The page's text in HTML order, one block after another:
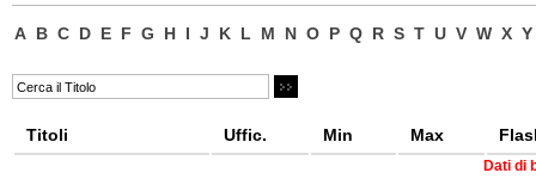
A B C D E F G H I J K L M N O P Q R S T U V W X Y
Titoli Uffic. Min Max
Dati di